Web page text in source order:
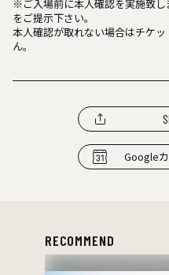
※ご入場前に本人確認を実施致
をご提示下さい。
本人確認が取れない場合はチケ
ん。
Google
RECOMMEND